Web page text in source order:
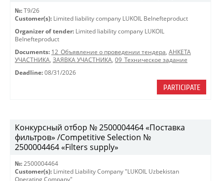
№: T9/26
Customer(s): Limited liability company LUKOIL Belnefteproduct
Organizer of tender: Limited liability company LUKOIL
Belnefteproduct
Documents: 12_Объявление о проведении тендера, АНКЕТА
УЧАСТНИКА, ЗАЯВКА УЧАСТНИКА, 09_Техническое задание
Deadline: 08/31/2026
PARTICIPATE
Конкурсный отбор № 2500004464 «Поставка
фильтров» /Competitive Selection №
2500004464 «Filters supply»
№: 2500004464
Customer(s): Limited Liability Company "LUKOIL Uzbekistan
Operating Company"